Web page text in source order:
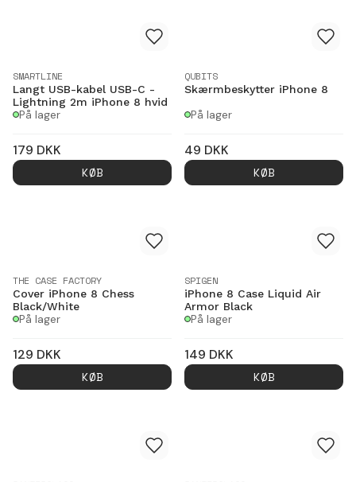
SMARTLINE
Langt USB-kabel USB-C -
Lightning 2m iPhone 8 hvid
På lager
179 DKK
KØB
QUBITS
Skærmbeskytter iPhone 8
På lager
49 DKK
KØB
THE CASE FACTORY
Cover iPhone 8 Chess
Black/White
På lager
129 DKK
KØB
SPIGEN
iPhone 8 Case Liquid Air
Armor Black
På lager
149 DKK
KØB